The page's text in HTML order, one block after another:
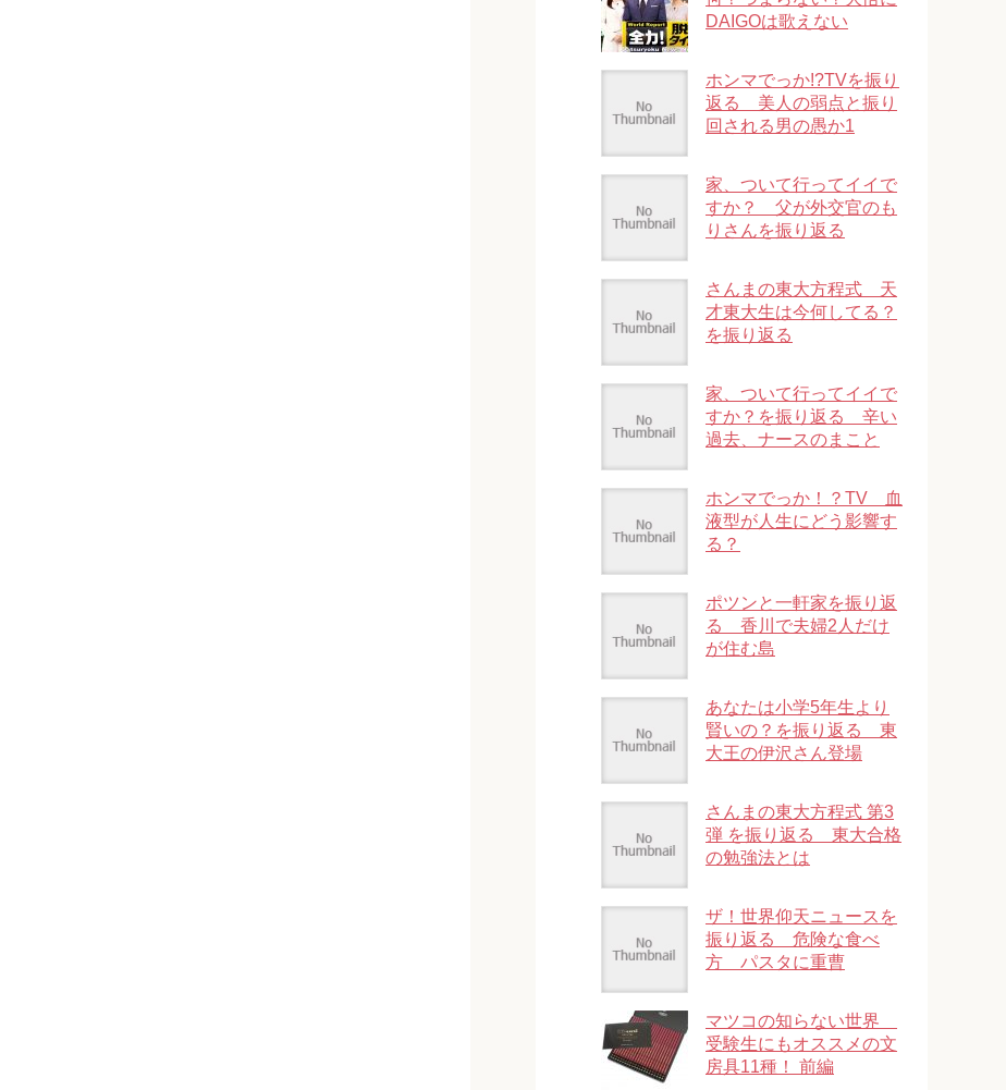
DAIGOは歌えない
ホンマでっか!?TVを振り
返る 美人の弱点と振り
回される男の愚か1
家、ついて行ってイイで
すか？ 父が外交官のも
りさんを振り返る
さんまの東大方程式 天
才東大生は今何してる？
を振り返る
家、ついて行ってイイで
すか？を振り返る 辛い
過去、ナースのまこと
ホンマでっか！？TV 血
液型が人生にどう影響す
る？
ポツンと一軒家を振り返
る 香川で夫婦2人だけ
が住む島
あなたは小学5年生より
賢いの？を振り返る 東
大王の伊沢さん登場
さんまの東大方程式 第3
弾 を振り返る 東大合格
の勉強法とは
ザ！世界仰天ニュースを
振り返る 危険な食べ
方 パスタに重曹
マツコの知らない世界
受験生にもオススメの文
房具11種！ 前編